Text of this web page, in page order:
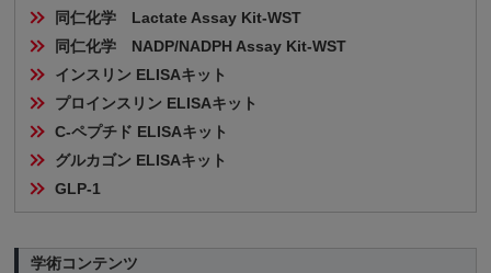
同仁化学　Lactate Assay Kit-WST
同仁化学　NADP/NADPH Assay Kit-WST
インスリン ELISAキット
プロインスリン ELISAキット
C-ペプチド ELISAキット
グルカゴン ELISAキット
GLP-1
学術コンテンツ